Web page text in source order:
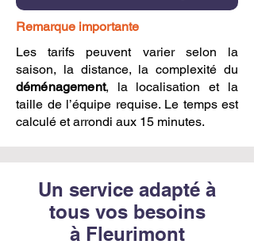
Remarque importante
Les tarifs peuvent varier selon la
saison, la distance, la complexité du
déménagement, la localisation et la
taille de l’équipe requise. Le temps est
calculé et arrondi aux 15 minutes.
Un service adapté à
tous vos besoins
à Fleurimont